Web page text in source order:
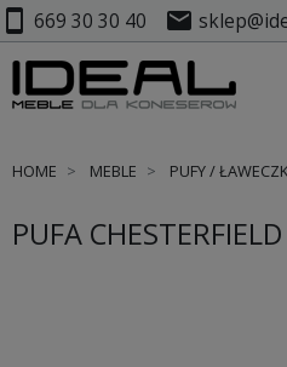
smartphone 669 30 30 40 mail
HOME MEBLE PUFY /
PUFA